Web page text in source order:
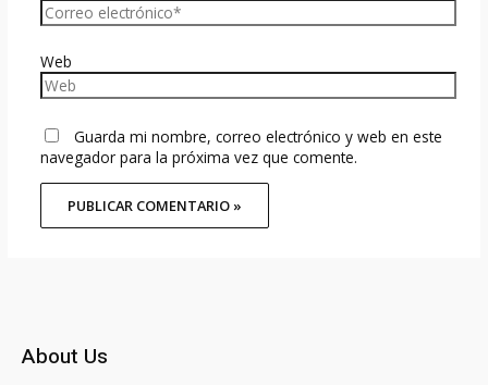
Web
Guarda mi nombre, correo electrónico y web en este
navegador para la próxima vez que comente.
About Us